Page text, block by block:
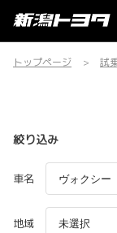
トップページ 試
絞り込み
車名
地域